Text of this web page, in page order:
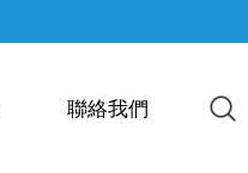
聯絡我們